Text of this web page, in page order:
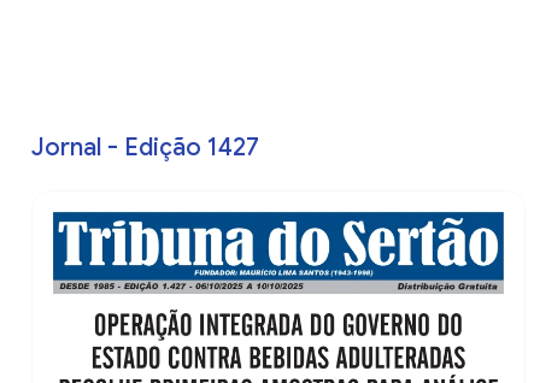
Jornal - Edição 1427